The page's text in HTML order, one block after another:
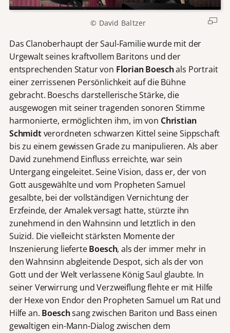
© David Baltzer
Das Clanoberhaupt der Saul-Familie wurde mit der
Urgewalt seines kraftvollem Baritons und der
entsprechenden Statur von Florian Boeschals Portrait
einer zerrissenen Persönlichkeit auf die Bühne
gebracht. Boeschs darstellerische Stärke, die
ausgewogen mit seiner tragenden sonoren Stimme
harmonierte, ermöglichten ihm, im von Christian
Schmidtverordneten schwarzen Kittel seine Sippschaft
bis zu einem gewissen Grade zu manipulieren. Als aber
David zunehmend Einfluss erreichte, war sein
Untergang eingeleitet. Seine Vision, dass er, der von
Gott ausgewählte und vom Propheten Samuel
gesalbte, bei der vollständigen Vernichtung der
Erzfeinde, der Amalek versagt hatte, stürzte ihn
zunehmend in den Wahnsinn und letztlich in den
Suizid. Die vielleicht stärksten Momente der
Inszenierung lieferteBoesch, als der immer mehr in
den Wahnsinn abgleitende Despot, sich als der von
Gott und der Welt verlassene König Saul glaubte. In
seiner Verwirrung und Verzweiflung flehte er mit Hilfe
der Hexe von Endor den Propheten Samuel um Rat und
Hilfe an. Boeschsang zwischen Bariton und Bass einen
gewaltigen ein-Mann-Dialog zwischen dem